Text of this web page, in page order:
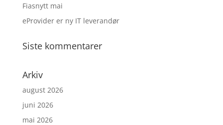
Fiasnytt mai
eProvider er ny IT leverandør
Siste kommentarer
Arkiv
august 2026
juni 2026
mai 2026